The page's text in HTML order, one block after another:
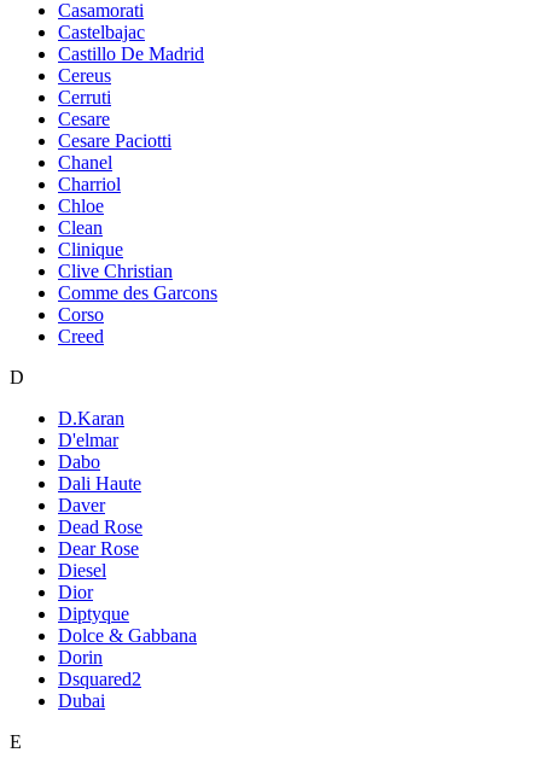
Casamorati
Castelbajac
Castillo De Madrid
Cereus
Cerruti
Cesare
Cesare Paciotti
Chanel
Charriol
Chloe
Clean
Clinique
Clive Christian
Comme des Garcons
Corso
Creed
D
D.Karan
D'elmar
Dabo
Dali Haute
Daver
Dead Rose
Dear Rose
Diesel
Dior
Diptyque
Dolce & Gabbana
Dorin
Dsquared2
Dubai
E